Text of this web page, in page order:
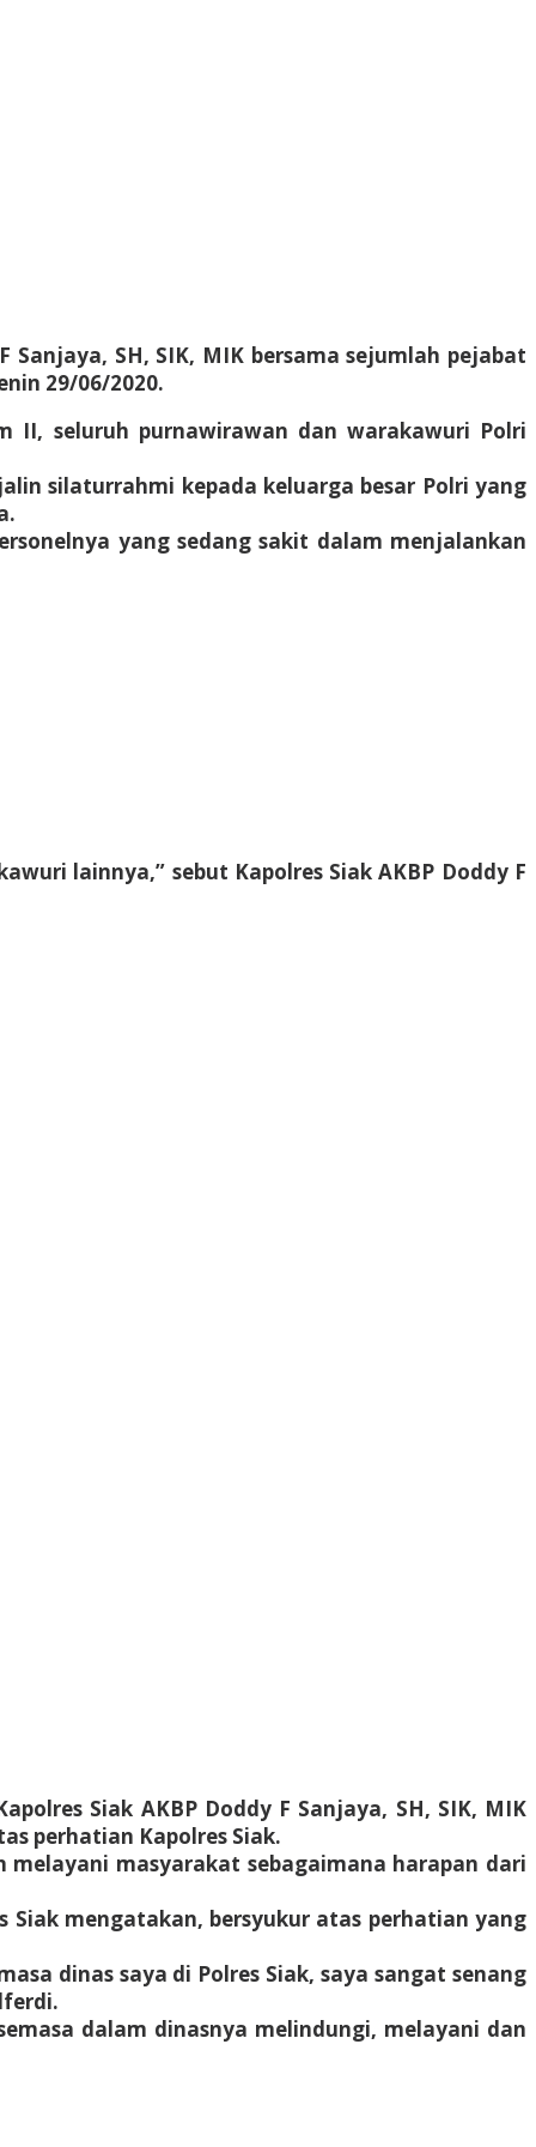
SH, SIK, MIK bersama sejumlah pejabat
29/06/2020.
II, seluruh purnawirawan dan warakawuri Polri
silaturrahmi kepada keluarga besar Polri yang
yang sedang sakit dalam menjalankan
lainnya,” sebut Kapolres Siak AKBP Doddy F
Siak AKBP Doddy F Sanjaya, SH, SIK, MIK
perhatian Kapolres Siak.
melayani masyarakat sebagaimana harapan dari
Siak mengatakan, bersyukur atas perhatian yang
dinas saya di Polres Siak, saya sangat senang
dalam dinasnya melindungi, melayani dan